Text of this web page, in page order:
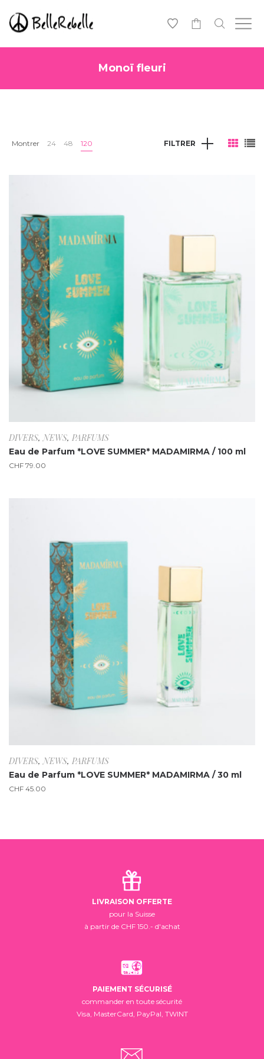
Monoï fleuri
Montrer 24 48 120 FILTRER
DIVERS,NEWS, PARFUMS
Eau de Parfum *LOVE SUMMER* MADAMIRMA / 100 ml
CHF 79.00
DIVERS,NEWS, PARFUMS
Eau de Parfum *LOVE SUMMER* MADAMIRMA / 30 ml
CHF 45.00
LIVRAISON OFFERTE
pour la Suisse
à partir de CHF 150.- d'achat
PAIEMENT SÉCURISÉ
commander en toute sécurité
Visa, MasterCard, PayPal, TWINT